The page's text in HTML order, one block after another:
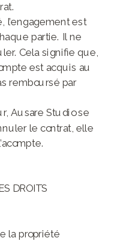
l’engagement est
partie. Il ne
Cela signifie que,
est acquis au
remboursé par
Ausare Studio se
le contrat, elle
DROITS
la propriété